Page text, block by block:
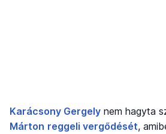
Karácsony Gergely nem hagyta
Márton reggeli vergődését,